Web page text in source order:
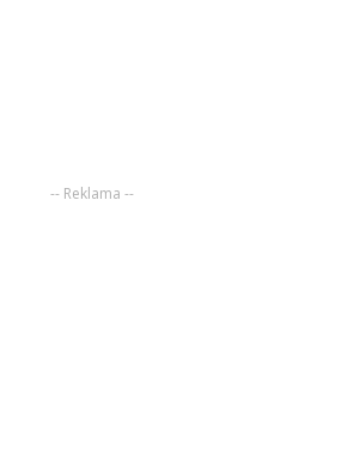
-- Reklama --